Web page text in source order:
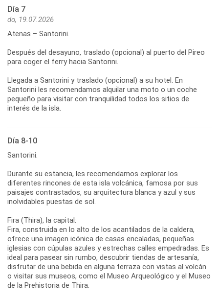
Día 7
do, 19.07.2026
Atenas – Santorini.
Después del desayuno, traslado (opcional) al puerto del Pireo
para coger el ferry hacia Santorini.
Llegada a Santorini y traslado (opcional) a su hotel. En
Santorini les recomendamos alquilar una moto o un coche
pequeño para visitar con tranquilidad todos los sitios de
interés de la isla.
Día 8-10
Santorini.
Durante su estancia, les recomendamos explorar los
diferentes rincones de esta isla volcánica, famosa por sus
paisajes contrastados, su arquitectura blanca y azul y sus
inolvidables puestas de sol.
Fira (Thira), la capital:
Fira, construida en lo alto de los acantilados de la caldera,
ofrece una imagen icónica de casas encaladas, pequeñas
iglesias con cúpulas azules y estrechas calles empedradas. Es
ideal para pasear sin rumbo, descubrir tiendas de artesanía,
disfrutar de una bebida en alguna terraza con vistas al volcán
o visitar sus museos, como el Museo Arqueológico y el Museo
de la Prehistoria de Thira.